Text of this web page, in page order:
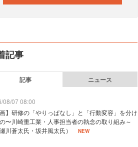
記事
記事 ニュース
08/07 08:00
画】研修の「やりっぱなし」と「行動変容」を分け
〜川崎重工業・人事担当者の執念の取り組み～
瀬川蒼太氏・坂井風太氏）
NEW